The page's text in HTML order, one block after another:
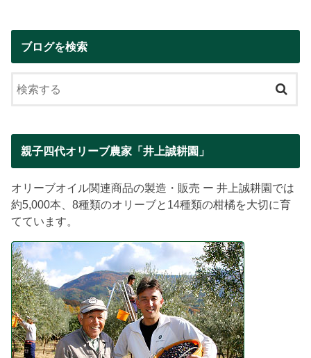
ブログを検索
親子四代オリーブ農家「井上誠耕園」
オリーブオイル関連商品の製造・販売 ー 井上誠耕園では
約5,000本、8種類のオリーブと14種類の柑橘を大切に育
てています。